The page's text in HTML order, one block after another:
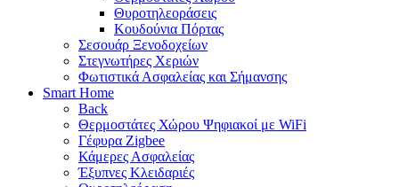
Θυροτηλεοράσεις
Κουδούνια Πόρτας
Σεσουάρ Ξενοδοχείων
Στεγνωτήρες Χεριών
Φωτιστικά Ασφαλείας και Σήμανσης
Smart Home
Back
Θερμοστάτες Χώρου Ψηφιακοί με WiFi
Γέφυρα Zigbee
Κάμερες Ασφαλείας
Έξυπνες Κλειδαριές